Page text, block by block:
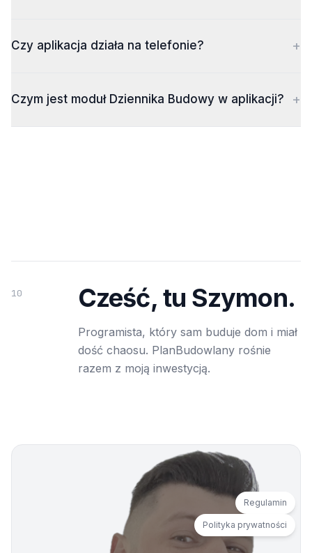
Czy aplikacja działa na telefonie? +
Czym jest moduł Dziennika Budowy w aplikacji? +
10 Cześć, tu Szymon.
Programista, który sam buduje dom i miał
dość chaosu. PlanBudowlany rośnie
razem z moją inwestycją.
Regulamin
Polityka prywatności